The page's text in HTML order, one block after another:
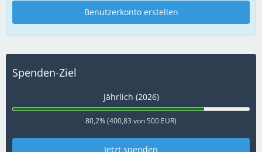
Benutzerkonto erstellen
Spenden-Ziel
Jährlich (2026)
80,2% (400,83 von 500 EUR)
Jetzt spenden